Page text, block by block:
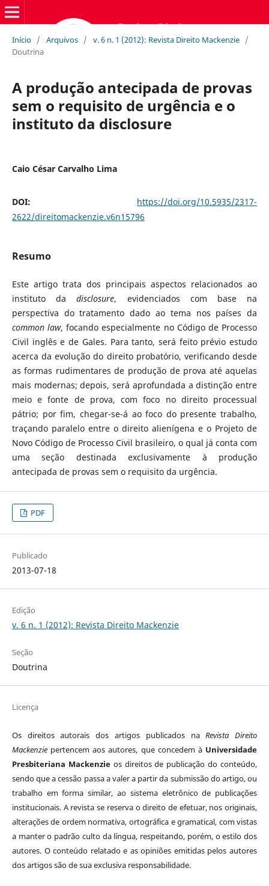
Início / Arquivos / v. 6 n. 1 (2012): Revista Direito Mackenzie /
Doutrina
A produção antecipada de provas
sem o requisito de urgência e o
instituto da disclosure
Caio César Carvalho Lima
DOI: https://doi.org/10.5935/2317-
2622/direitomackenzie.v6n15796
Resumo
Este artigo trata dos principais aspectos relacionados ao
instituto dadisclosure, evidenciados com base na
perspectiva do tratamento dado ao tema nos países da
common law, focando especialmente no Código de Processo
Civil inglês e de Gales. Para tanto, será feito prévio estudo
acerca da evolução do direito probatório, verificando desde
as formas rudimentares de produção de prova até aquelas
mais modernas; depois, será aprofundada a distinção entre
meio e fonte de prova, com foco no direito processual
pátrio; por fim, chegar-se-á ao foco do presente trabalho,
traçando paralelo entre o direito alienígena e o Projeto de
Novo Código de Processo Civil brasileiro, o qual já conta com
uma seção destinada exclusivamente à produção
antecipada de provas sem o requisito da urgência.
PDF
Publicado
2013-07-18
Edição
v. 6 n. 1 (2012): Revista Direito Mackenzie
Seção
Doutrina
Licença
Os direitos autorais dos artigos publicados naRevista Direito
Mackenzie pertencem aos autores, que concedem à Universidade
Presbiteriana Mackenzieos direitos de publicação do conteúdo,
sendo que a cessão passa a valer a partir da submissão do artigo, ou
trabalho em forma similar, ao sistema eletrônico de publicações
institucionais. A revista se reserva o direito de efetuar, nos originais,
alterações de ordem normativa, ortográfica e gramatical, com vistas
a manter o padrão culto da língua, respeitando, porém, o estilo dos
autores. O conteúdo relatado e as opiniões emitidas pelos autores
dos artigos são de sua exclusiva responsabilidade.